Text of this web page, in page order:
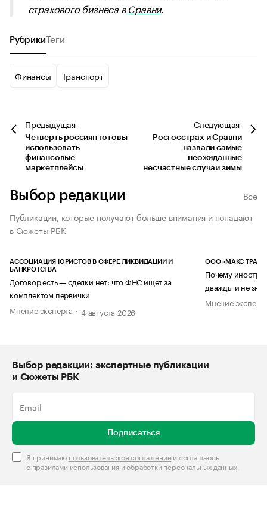
страхового бизнеса вСравни.
Рубрики Теги
Финансы Транспорт
Предыдущая
Четверть россиян готовы
использовать
финансовые
маркетплейсы
Следующая
Росгосстрах и Сравни
назвали самые
неожиданные
несчастные случаи зимы
Выбор редакции
Все
Публикации, которые получают больше внимания и попадают
в Сюжеты РБК
АССОЦИАЦИЯ ЮРИСТОВ В СФЕРЕ ЛИКВИДАЦИИ И
БАНКРОТСТВА
Договор есть — сделки нет: что ФНС ищет за
комплектом первички
Мнение эксперта
4 августа 2026
ООО «МАКС ТРАСТ»
Почему
дважды и не
Мнение
Выбор редакции: экспертные публикации
и Сюжеты РБК
Подписаться
Я принимаю пользовательское соглашениеи соглашаюсь
с правилами использования и обработки персональных данных.